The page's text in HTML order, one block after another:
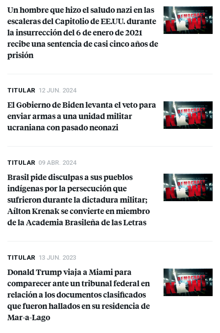
Un hombre que hizo el saludo nazi en las
escaleras del Capitolio de EE.UU. durante
la insurrección del 6 de enero de 2021
recibe una sentencia de casi cinco años de
prisión
TITULAR 12 JUN. 2024
El Gobierno de Biden levanta el veto para
enviar armas a una unidad militar
ucraniana con pasado neonazi
TITULAR 09 ABR. 2024
Brasil pide disculpas a sus pueblos
indígenas por la persecución que
sufrieron durante la dictadura militar;
Aílton Krenak se convierte en miembro
de la Academia Brasileña de las Letras
TITULAR 13 JUN. 2023
Donald Trump viaja a Miami para
comparecer ante un tribunal federal en
relación a los documentos clasificados
que fueron hallados en su residencia de
Mar-a-Lago